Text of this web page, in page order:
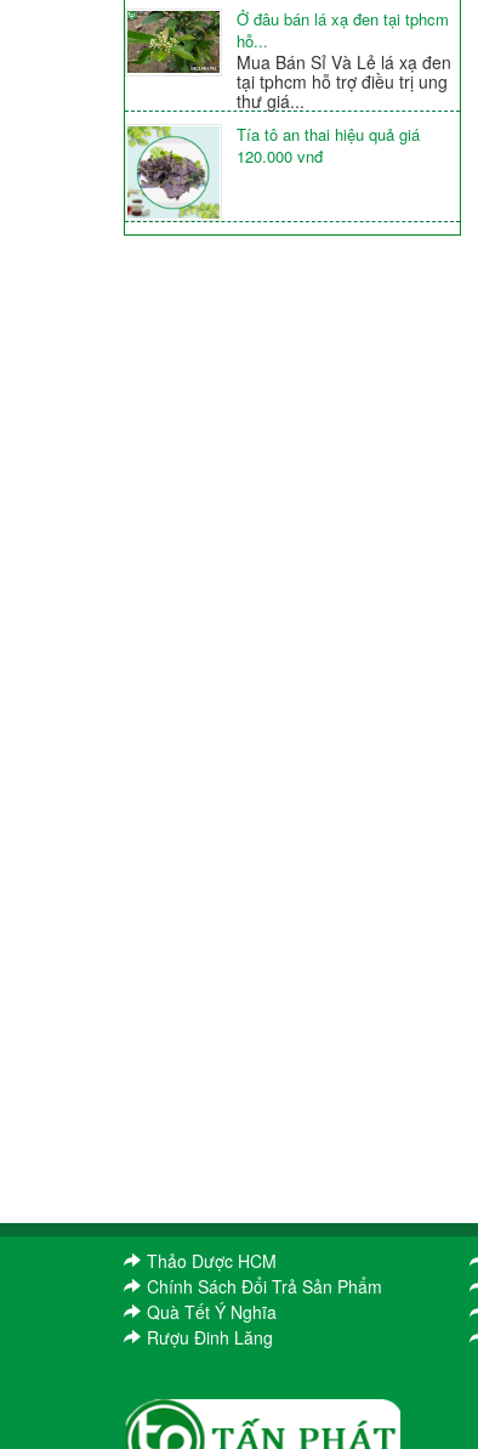
Ở đâu bán lá xạ đen tại tphcm
hỗ...
Mua Bán Sỉ Và Lẻ lá xạ đen
tại tphcm hỗ trợ điều trị ung
thư giá...
Tía tô an thai hiệu quả giá
120.000 vnđ
Thảo Dược HCM
Chính Sách Đổi Trả Sản Phẩm
Quà Tết Ý Nghĩa
Rượu Đinh Lăng